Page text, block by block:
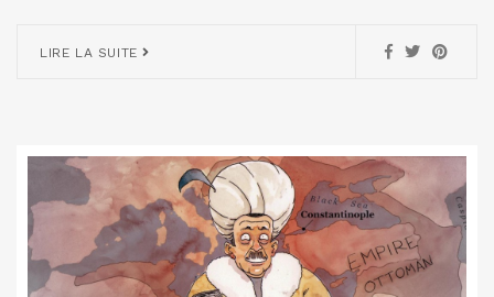
LIRE LA SUITE